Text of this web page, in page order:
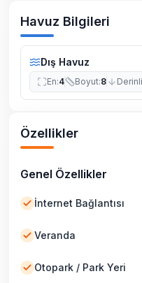
Havuz Bilgileri
Dış Havuz
En:4 Boyut:8
Özellikler
Genel Özellikler
İnternet Bağlantısı
Veranda
Otopark / Park Yeri